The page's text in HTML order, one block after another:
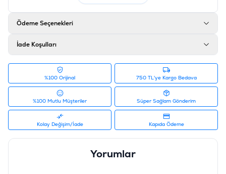
Ödeme Seçenekleri
İade Koşulları
%100 Orijinal 750 TL'ye Kargo Bedava
%100 Mutlu Müşteriler Süper Sağlam Gönderim
Kolay Değişim/İade Kapıda Ödeme
Yorumlar